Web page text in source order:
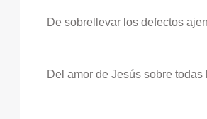
De sobrellevar los defectos
Del amor de Jesús sobre todas